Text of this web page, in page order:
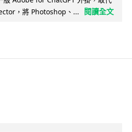
，將 Photoshop、...
閱讀全文